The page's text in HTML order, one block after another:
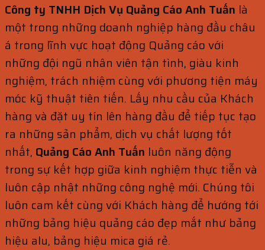
Công ty TNHH Dịch Vụ Quảng Cáo Anh Tuấn là
một trong những doanh nghiệp hàng đầu châu
á trong lĩnh vực hoạt động Quảng cáo với
những đội ngũ nhân viên tận tình, giàu kinh
nghiệm, trách nhiệm cùng với phương tiện máy
móc kỹ thuật tiên tiến. Lấy nhu cầu của Khách
hàng và đặt uy tín lên hàng đầu để tiếp tục tạo
ra những sản phẩm, dịch vụ chất lượng tốt
nhất, Quảng Cáo Anh Tuấn luôn năng động
trong sự kết hợp giữa kinh nghiệm thực tiễn và
luôn cập nhật những công nghệ mới. Chúng tôi
luôn cam kết cùng với Khách hàng để hướng tới
những bảng hiệu quảng cáo đẹp mắt như bảng
hiệu alu, bảng hiệu mica giá rẻ.